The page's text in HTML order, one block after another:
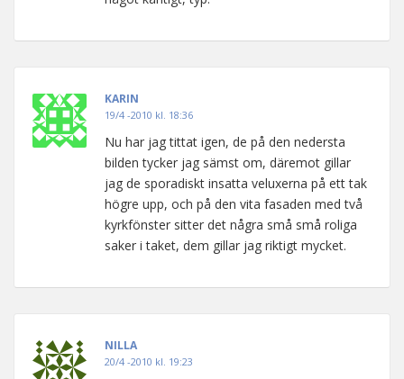
KARIN
19/4 -2010 kl. 18:36
Nu har jag tittat igen, de på den nedersta
bilden tycker jag sämst om, däremot gillar
jag de sporadiskt insatta veluxerna på ett tak
högre upp, och på den vita fasaden med två
kyrkfönster sitter det några små små roliga
saker i taket, dem gillar jag riktigt mycket.
NILLA
20/4 -2010 kl. 19:23